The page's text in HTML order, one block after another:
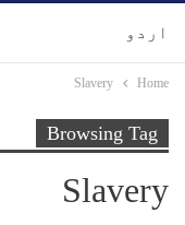
اردو
Home
Slavery
Browsing Tag
Slavery